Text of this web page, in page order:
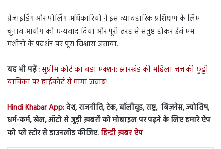
प्रेजाइडिंग और पोलिंग अधिकारियों ने इस व्यावहारिक प्रशिक्षण के लिए
चुनाव आयोग को धन्यवाद दिया और पूरी तरह से संतुष्ट होकर ईवीएम
मशीनों के प्रदर्शन पर पूरा विश्वास जताया.
यह भी पढ़ें :सुप्रीम कोर्ट का बड़ा एक्शन: झारखंड की महिला जज की छुट्टी
याचिका पर हाईकोर्ट से मांगा जवाब!
Hindi Khabar App:देश, राजनीति, टेक, बॉलीवुड, राष्ट्र, बिज़नेस, ज्योतिष,
धर्म-कर्म, खेल, ऑटो से जुड़ी ख़बरों को मोबाइल पर पढ़ने के लिए हमारे ऐप
को प्ले स्टोर से डाउनलोड कीजिए.हिन्दी ख़बर ऐप